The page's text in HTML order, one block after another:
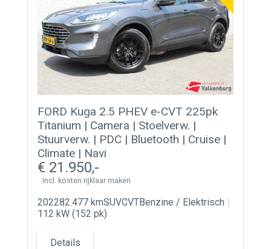
FORD Kuga 2.5 PHEV e-CVT 225pk
Titanium | Camera | Stoelverw. |
Stuurverw. | PDC | Bluetooth | Cruise |
Climate | Navi
21.950
Incl. kosten rijklaar maken
202282.477 kmSUVCVTBenzine / Elektrisch
112 kW (152 pk)
Details